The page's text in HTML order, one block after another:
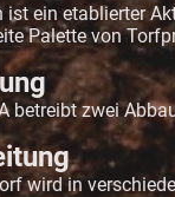
ist ein etablierter
Palette von
betreibt zwei
wird in